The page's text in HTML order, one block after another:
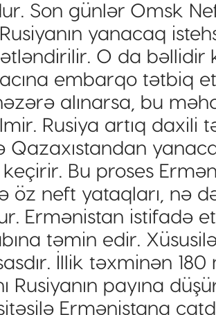
Son günlər Omsk
yanacaq
O da bəllidir
embarqo tətbiq
alınarsa, bu
Rusiya artıq daxili
Qazaxıstandan
Bu proses
öz neft yataqları, nə
Ermənistan istifadə
təmin edir.
İllik təxminən
Rusiyanın payına
Ermənistana